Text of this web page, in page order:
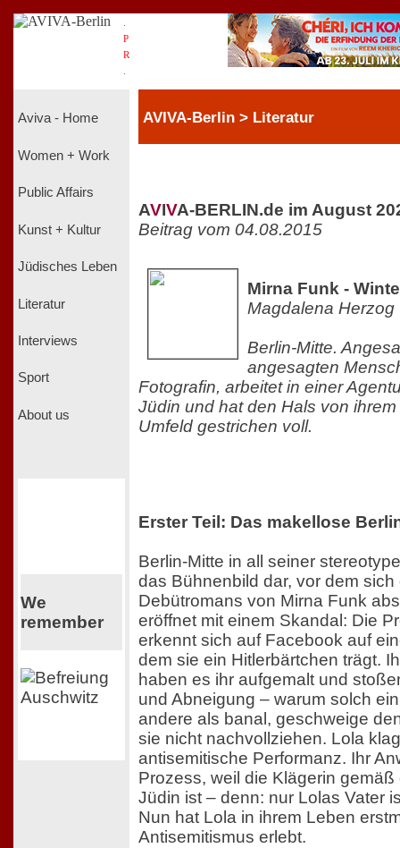
P
R
Aviva - Home
Women + Work
Public Affairs
Kunst + Kultur
Jüdisches Leben
Literatur
Interviews
Sport
About us
We
remember
AVIVA-Berlin > Literatur
AVIVA-BERLIN.de im August
Beitrag vom 04.08.2015
Mirna Funk -
Magdalena Herzog
Berlin-Mitte.
angesagten
Fotografin, arbeitet in einer
Jüdin und hat den Hals von
Umfeld gestrichen voll.
Erster Teil: Das makellose
Berlin-Mitte in all seiner
das Bühnenbild dar, vor dem sich
Debütromans von Mirna Funk
eröffnet mit einem Skandal: Die
erkennt sich auf Facebook auf
dem sie ein Hitlerbärtchen trägt.
haben es ihr aufgemalt und
und Abneigung – warum solch
andere als banal, geschweige
sie nicht nachvollziehen. Lola
antisemitische Performanz. Ihr
Prozess, weil die Klägerin
Jüdin ist – denn: nur Lolas Vater
Nun hat Lola in ihrem Leben
Antisemitismus erlebt.